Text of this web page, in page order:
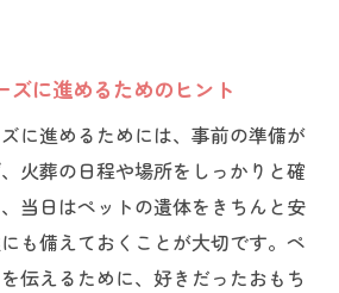
ズに進めるためのヒント
に進めるためには、事前の準備が
火葬の日程や場所をしっかりと確
当日はペットの遺体をきちんと安
も備えておくことが大切です。ペ
伝えるために、好きだったおもち